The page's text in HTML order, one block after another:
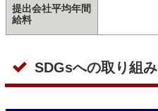
提出会社平均年間
給料
SDGsへの取り組み